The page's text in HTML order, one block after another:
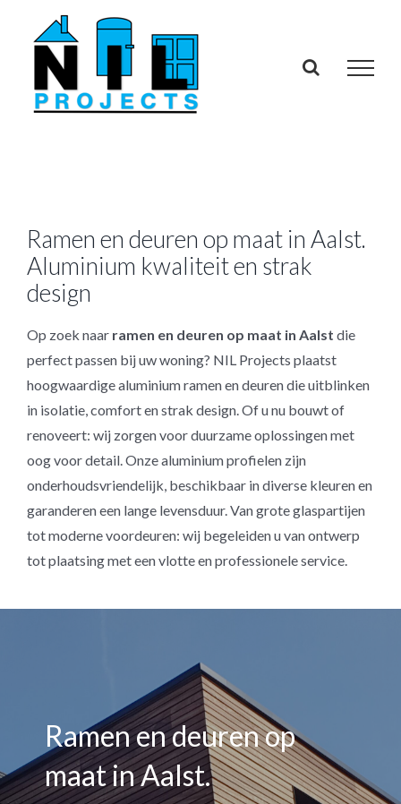
Ramen en deuren op maat in Aalst.
Aluminium kwaliteit en strak
design
Op zoek naar ramen en deuren op maat in Aalst die
perfect passen bij uw woning? NIL Projects plaatst
hoogwaardige aluminium ramen en deuren die uitblinken
in isolatie, comfort en strak design. Of u nu bouwt of
renoveert: wij zorgen voor duurzame oplossingen met
oog voor detail. Onze aluminium profielen zijn
onderhoudsvriendelijk, beschikbaar in diverse kleuren en
garanderen een lange levensduur. Van grote glaspartijen
tot moderne voordeuren: wij begeleiden u van ontwerp
tot plaatsing met een vlotte en professionele service.
Ramen en deuren op
maat in Aalst.